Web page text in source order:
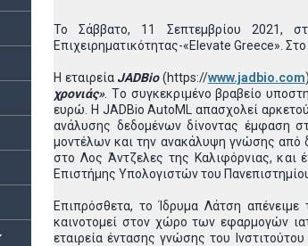
Το Σάββατο, 11 Σεπτεμβρίου 2021,
Επιχειρηματικότητας-«Elevate Greece».
H εταιρεία JADBio(https://www.jadbio.com)
χρονιάς». Tο συγκεκριμένο βραβείο
ευρώ. H JADBio AutoML απασχολεί
ανάλυσης δεδομένων δίνοντας έμφαση
μοντέλων και την ανακάλυψη γνώσης από
στο Λος Άντζελες της Καλιφόρνιας, και
Επιστήμης Υπολογιστών του
Επιπρόσθετα, το Ίδρυμα Λάτση απένειμε
καινοτομεί στον χώρο των εφαρμογών
εταιρεία έντασης γνώσης του